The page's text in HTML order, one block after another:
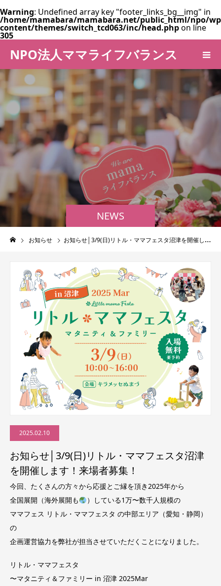
Warning: Undefined array key "footer_links_bg__img" in
/home/mamabara/mamabara.net/public_html/npo/
content/themes/switch_tcd063/inc/head.phpon line
305
NPO法人ママライフバランス
NEWS
お知らせ お知らせ│3/9(日)リトル・ママフェスタ沼津を開催します！来場者募集！
2025.02.10
お知らせ│3/9(日)リトル・ママフェスタ沼津
を開催します！来場者募集！
今回、たくさんの方々から応援とご縁を頂き2025年から
全国展開（海外展開も
）している1万〜数千人規模の
ママフェス リトル・ママフェスタ の中部エリア（愛知・静岡）
の
企画運営協力を弊社が担当させていただくことになりました。
リトル・ママフェスタ
〜マタニティ＆ファミリー in 沼津 2025Mar